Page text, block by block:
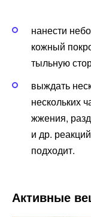
нанести
кожный
тыльную
выждать
нескольких
жжения,
и др.
подходит.
Активные